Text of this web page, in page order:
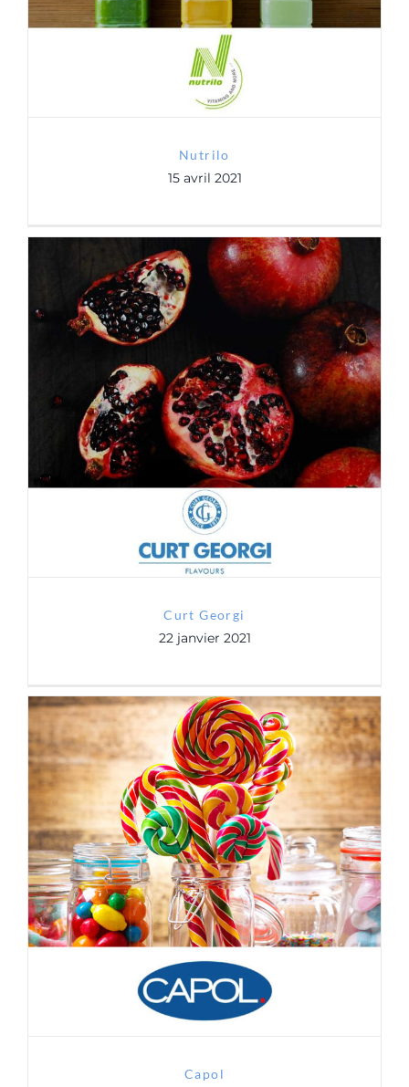
Nutrilo
15 avril 2021
Curt Georgi
Curt Georgi
22 janvier 2021
Capol
Capol